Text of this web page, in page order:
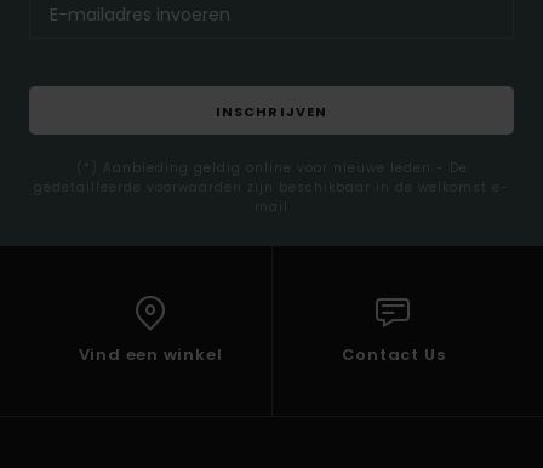
INSCHRIJVEN
(*) Aanbieding geldig online voor nieuwe leden - De
gedetailleerde voorwaarden zijn beschikbaar in de welkomst e-
mail
Vind een winkel Contact Us